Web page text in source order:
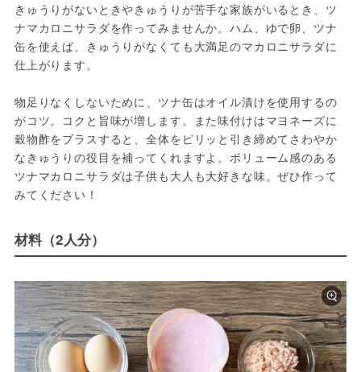
きゅうりがないときやきゅうりが苦手な家族がいるとき、ツ
ナマカロニサラダを作ってみませんか。ハム、ゆで卵、ツナ
缶を使えば、きゅうりがなくても大満足のマカロニサラダに
仕上がります。
物足りなくしないために、ツナ缶はオイル漬けを使用するの
がコツ。コクと旨味が増します。また味付けはマヨネーズに
穀物酢をプラスすると、全体をピリッと引き締めてさわやか
なきゅうりの役目を補ってくれますよ。ボリューム感のある
ツナマカロニサラダは子供も大人も大好きな味。ぜひ作って
みてください！
材料（2人分）